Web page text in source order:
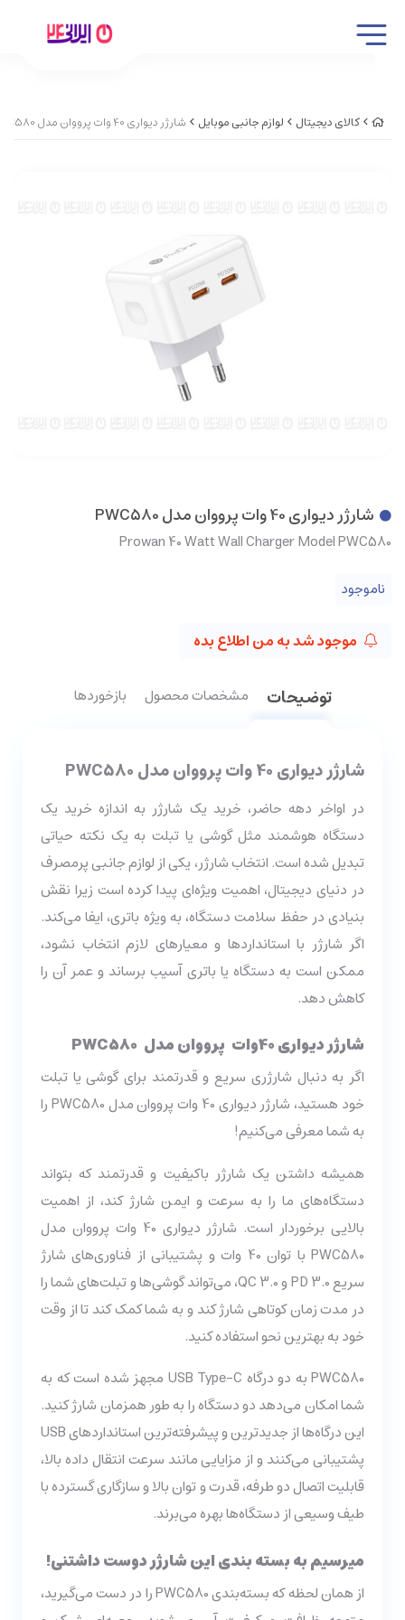
کالای دیجیتال لوازم جانبی موبایل شارژر دیواری 40 وات پرووان مدل PWC580
شارژر دیواری 40 وات پرووان مدل PWC580
Prowan 40 Watt Wall Charger Model PWC580
ناموجود
موجود شد به من اطلاع بده
توضیحات مشخصات محصول بازخوردها
شارژر دیواری 40 وات پرووان مدل PWC580
در اواخر دهه حاضر، خرید یک شارژر به اندازه خرید یک
دستگاه هوشمند مثل گوشی یا تبلت به یک نکته حیاتی
تبدیل شده است. انتخاب شارژر، یکی از لوازم جانبی پرمصرف
در دنیای دیجیتال، اهمیت ویژه‌ای پیدا کرده است زیرا نقش
بنیادی در حفظ سلامت دستگاه، به ویژه باتری، ایفا می‌کند.
اگر شارژر با استانداردها و معیارهای لازم انتخاب نشود،
ممکن است به دستگاه یا باتری آسیب برساند و عمر آن را
کاهش دهد.
شارژر دیواری 40وات پرووان مدل PWC580
اگر به دنبال شارژری سریع و قدرتمند برای گوشی یا تبلت
خود هستید، شارژر دیواری 40 وات پرووان مدل PWC580 را
به شما معرفی می‌کنیم!
همیشه داشتن یک شارژر باکیفیت و قدرتمند که بتواند
دستگاه‌های ما را به سرعت و ایمن شارژ کند، از اهمیت
بالایی برخوردار است. شارژر دیواری 40 وات پرووان مدل
PWC580 با توان 40 وات و پشتیبانی از فناوری‌های شارژ
سریع PD 3.0 و QC 3.0، می‌تواند گوشی‌ها و تبلت‌های شما را
در مدت زمان کوتاهی شارژ کند و به شما کمک کند تا از وقت
خود به بهترین نحو استفاده کنید.
PWC580 به دو درگاه USB Type-C مجهز شده است که به
شما امکان می‌دهد دو دستگاه را به طور همزمان شارژ کنید.
این درگاه‌ها از جدیدترین و پیشرفته‌ترین استانداردهای USB
پشتیبانی می‌کنند و از مزایایی مانند سرعت انتقال داده بالا،
قابلیت اتصال دو طرفه، قدرت و توان بالا و سازگاری گسترده با
طیف وسیعی از دستگاه‌ها بهره می‌برند.
می­رسیم به بسته بندی این شارژر دوست داشتنی!
از همان لحظه که بسته‌بندی PWC580 را در دست می‌گیرید،